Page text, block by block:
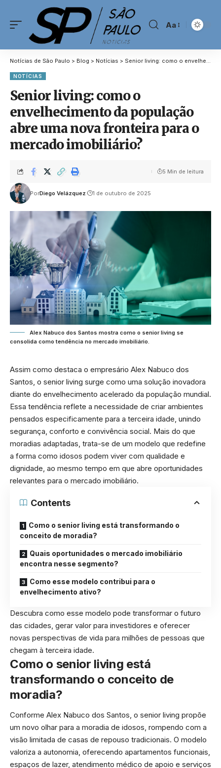
Aa
Notícias de São Paulo > Blog > Notícias > Senior living: como o envelhecimento da população abre uma nova fronteira para o mercado imobiliário?
NOTÍCIAS
Senior living: como o
envelhecimento da população
abre uma nova fronteira para o
mercado imobiliário?
PorDiego Velázquez 1 de outubro de 2025
5 Min de leitura
Alex Nabuco dos Santos mostra como o senior living se
consolida como tendência no mercado imobiliário.
Assim como destaca o empresário Alex Nabuco dos
Santos, o senior living surge como uma solução inovadora
diante do envelhecimento acelerado da população mundial.
Essa tendência reflete a necessidade de criar ambientes
pensados especificamente para a terceira idade, unindo
segurança, conforto e convivência social. Mais do que
moradias adaptadas, trata-se de um modelo que redefine
a forma como idosos podem viver com qualidade e
dignidade, ao mesmo tempo em que abre oportunidades
relevantes para o mercado imobiliário.
Contents
Como o senior living está transformando o
conceito de moradia?
Quais oportunidades o mercado imobiliário
encontra nesse segmento?
Como esse modelo contribui para o
envelhecimento ativo?
Descubra como esse modelo pode transformar o futuro
das cidades, gerar valor para investidores e oferecer
novas perspectivas de vida para milhões de pessoas que
chegam à terceira idade.
Como o senior living está
transformando o conceito de
moradia?
Conforme Alex Nabuco dos Santos, o senior living propõe
um novo olhar para a moradia de idosos, rompendo com a
visão limitada de casas de repouso tradicionais. O modelo
valoriza a autonomia, oferecendo apartamentos funcionais,
espaços de lazer, atendimento médico de apoio e serviços